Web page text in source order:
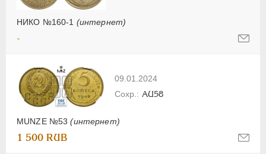
НИКО №160-1 (интернет)
-
09.01.2024
MUNZE №53(интернет)
AU58
1 500 RUB